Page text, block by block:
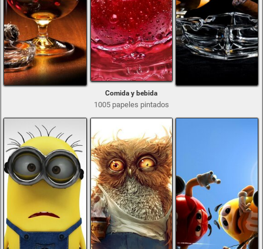
Comida y bebida
1005 papeles pintados